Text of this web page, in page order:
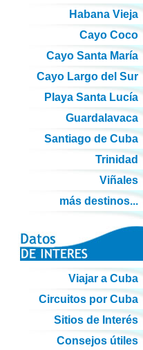
Habana Vieja
Cayo Coco
Cayo Santa María
Cayo Largo del Sur
Playa Santa Lucía
Guardalavaca
Santiago de Cuba
Trinidad
Viñales
más destinos...
Viajar a Cuba
Circuitos por Cuba
Sitios de Interés
Consejos útiles